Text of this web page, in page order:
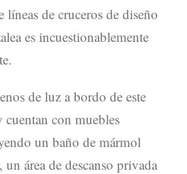
de cruceros de diseño
es incuestionablemente
de luz a bordo de este
cuentan con muebles
un baño de mármol
área de descanso privada